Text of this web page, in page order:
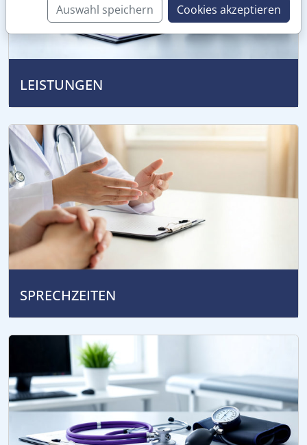
LEISTUNGEN
SPRECHZEITEN
Auswahl speichern Cookies akzeptieren